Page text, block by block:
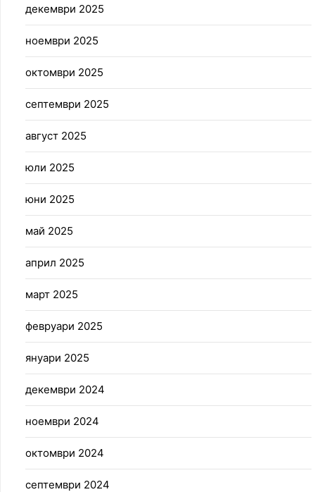
декември 2025
ноември 2025
октомври 2025
септември 2025
август 2025
юли 2025
юни 2025
май 2025
април 2025
март 2025
февруари 2025
януари 2025
декември 2024
ноември 2024
октомври 2024
септември 2024